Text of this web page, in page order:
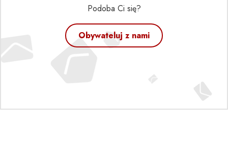
Podoba Ci się?
Obywateluj z nami